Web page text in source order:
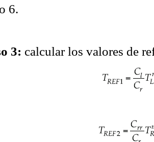
6.
3: calcular los valores de